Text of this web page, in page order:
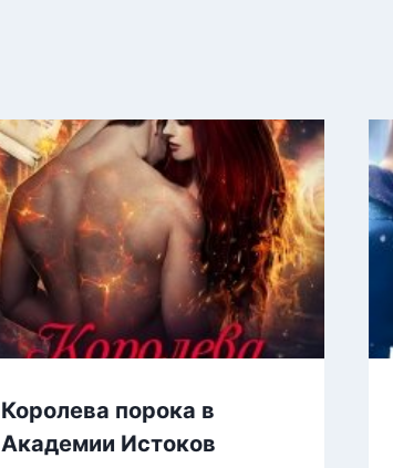
Королева порока в
Академии Истоков